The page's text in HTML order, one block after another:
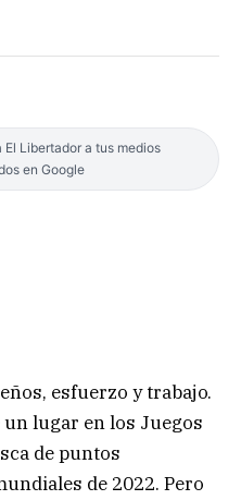
El Libertador a tus medios
en Google
esfuerzo y trabajo.
un lugar en los Juegos
de puntos
de 2022. Pero